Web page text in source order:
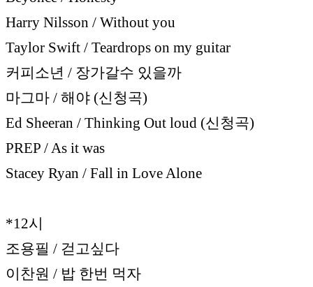
Harry Nilsson / Without you
Taylor Swift / Teardrops on my guitar
커피소년 / 장가갈수 있을까
마그마 / 해야 (신청곡)
Ed Sheeran / Thinking Out loud (신청곡)
PREP / As it was
Stacey Ryan / Fall in Love Alone
*12시
조용필 / 걷고싶다
이찬원 / 밥 한번 먹자